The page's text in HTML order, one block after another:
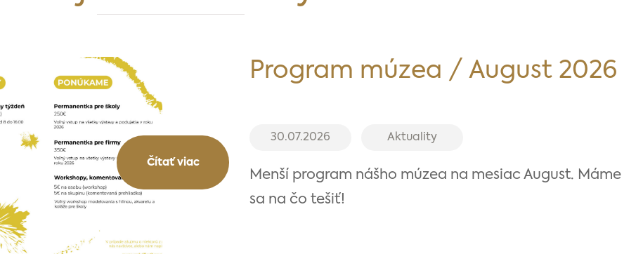
Čítať viac
Program múzea / August 2026
30.07.2026 Aktuality
Menší program nášho múzea na mesiac August. Máme
sa na čo tešiť!